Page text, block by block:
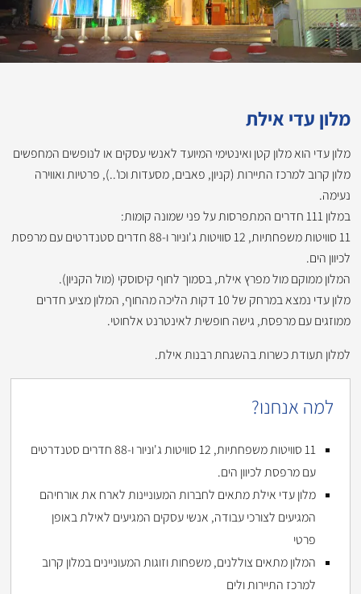
מלון עדי אילת
מלון עדי הוא מלון קטן ואינטימי המיועד לאנשי עסקים או לנופשים המחפשים
מלון קרוב למרכז התיירות (קניון, פאבים, מסעדות וכו'..), פרטיות ואווירה
נעימה.
במלון 111 חדרים המתפרסות על פני שמונה קומות:
11 סוויטות משפחתיות, 12 סוויטות ג'וניור ו-88 חדרים סטנדרטים עם מרפסת
לכיוון הים.
המלון ממוקם מול מפרץ אילת, בסמוך לחוף קיסוסקי (מול הקניון).
מלון עדי נמצא במרחק של 10 דקות הליכה מהחוף, המלון מציע חדרים
ממוזגים עם מרפסת, גישה חופשית לאינטרנט אלחוטי.
למלון תעודת כשרות בהשגחת רבנות אילת.
למה אנחנו?
11 סוויטות משפחתיות, 12 סוויטות ג'וניור ו-88 חדרים סטנדרטים
עם מרפסת לכיוון הים.
מלון עדי אילת מתאים לחברות המעוניינות לארח את אורחיהם
המגיעים לצורכי עבודה, אנשי עסקים המגיעים לאילת באופן
פרטי
המלון מתאים צוללנים, משפחות וזוגות המעוניינים במלון קרוב
למרכז התיירות ולים